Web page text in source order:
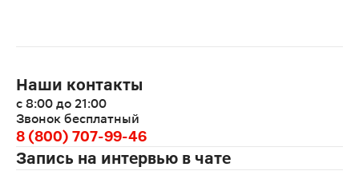
Наши контакты
с 8:00 до 21:00
Звонок бесплатный
8 (800) 707-99-46
Запись на интервью в чате